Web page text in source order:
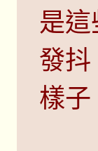
是
發
樣子